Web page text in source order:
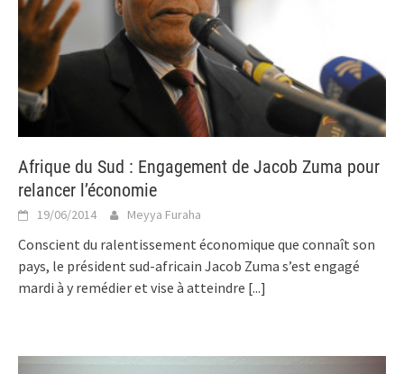
Afrique du Sud : Engagement de Jacob Zuma pour
relancer l’économie
19/06/2014 Meyya Furaha
Conscient du ralentissement économique que connaît son
pays, le président sud-africain Jacob Zuma s’est engagé
mardi à y remédier et vise à atteindre [...]